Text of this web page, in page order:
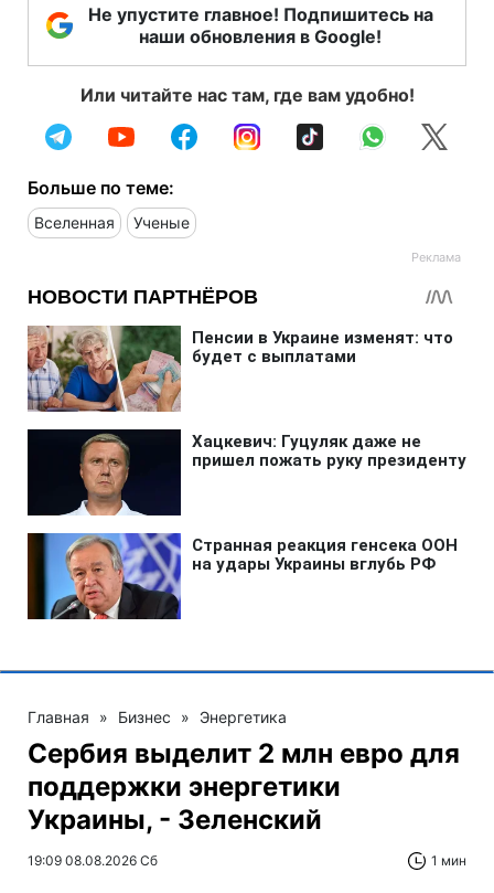
Не упустите главное! Подпишитесь на
наши обновления в Google!
Или читайте нас там, где вам удобно!
Больше по теме:
Вселенная Ученые
Главная » Бизнес » Энергетика
Сербия выделит 2 млн евро для
поддержки энергетики
Украины, - Зеленский
19:09 08.08.2026 Сб 1 мин